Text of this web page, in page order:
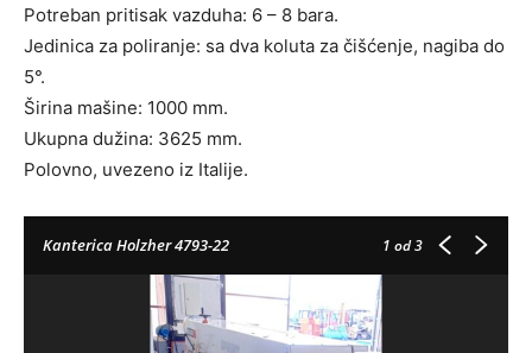
Potreban pritisak vazduha: 6 – 8 bara.
Jedinica za poliranje: sa dva koluta za čišćenje, nagiba do
5°.
Širina mašine: 1000 mm.
Ukupna dužina: 3625 mm.
Polovno, uvezeno iz Italije.
Kanterica Holzher 4793-22 1 od 3